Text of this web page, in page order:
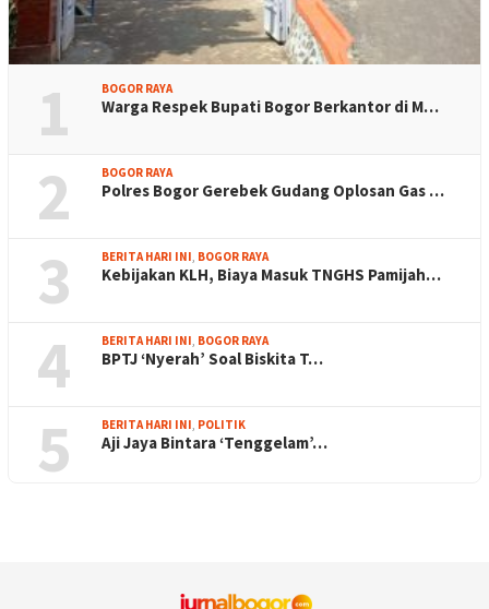
1 BOGOR RAYA
Warga Respek Bupati Bogor Berkantor di M…
2 BOGOR RAYA
Polres Bogor Gerebek Gudang Oplosan Gas …
3 BERITA HARI INI, BOGOR RAYA
Kebijakan KLH, Biaya Masuk TNGHS Pamijah…
4 BERITA HARI INI, BOGOR RAYA
BPTJ ‘Nyerah’ Soal Biskita T…
5 BERITA HARI INI, POLITIK
Aji Jaya Bintara ‘Tenggelam’…